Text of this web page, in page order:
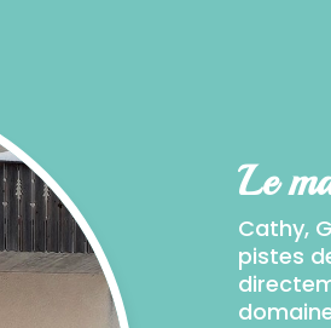
Le
Cathy,
pistes